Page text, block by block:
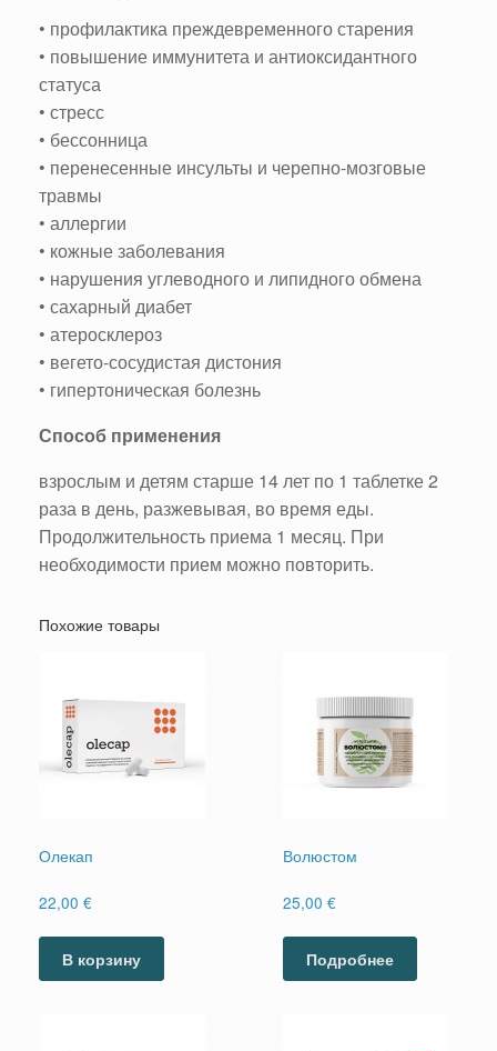
• профилактика преждевременного старения
• повышение иммунитета и антиоксидантного
статуса
• стресс
• бессонница
• перенесенные инсульты и черепно-мозговые
травмы
• аллергии
• кожные заболевания
• нарушения углеводного и липидного обмена
• сахарный диабет
• атеросклероз
• вегето-сосудистая дистония
• гипертоническая болезнь
Способ применения
взрослым и детям старше 14 лет по 1 таблетке 2
раза в день, разжевывая, во время еды.
Продолжительность приема 1 месяц. При
необходимости прием можно повторить.
Похожие товары
Олекап
22,00 €
В корзину
Волюстом
25,00€
Подробнее